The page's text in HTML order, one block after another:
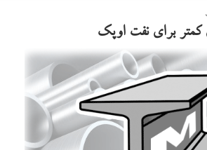
برای نفت اوپك